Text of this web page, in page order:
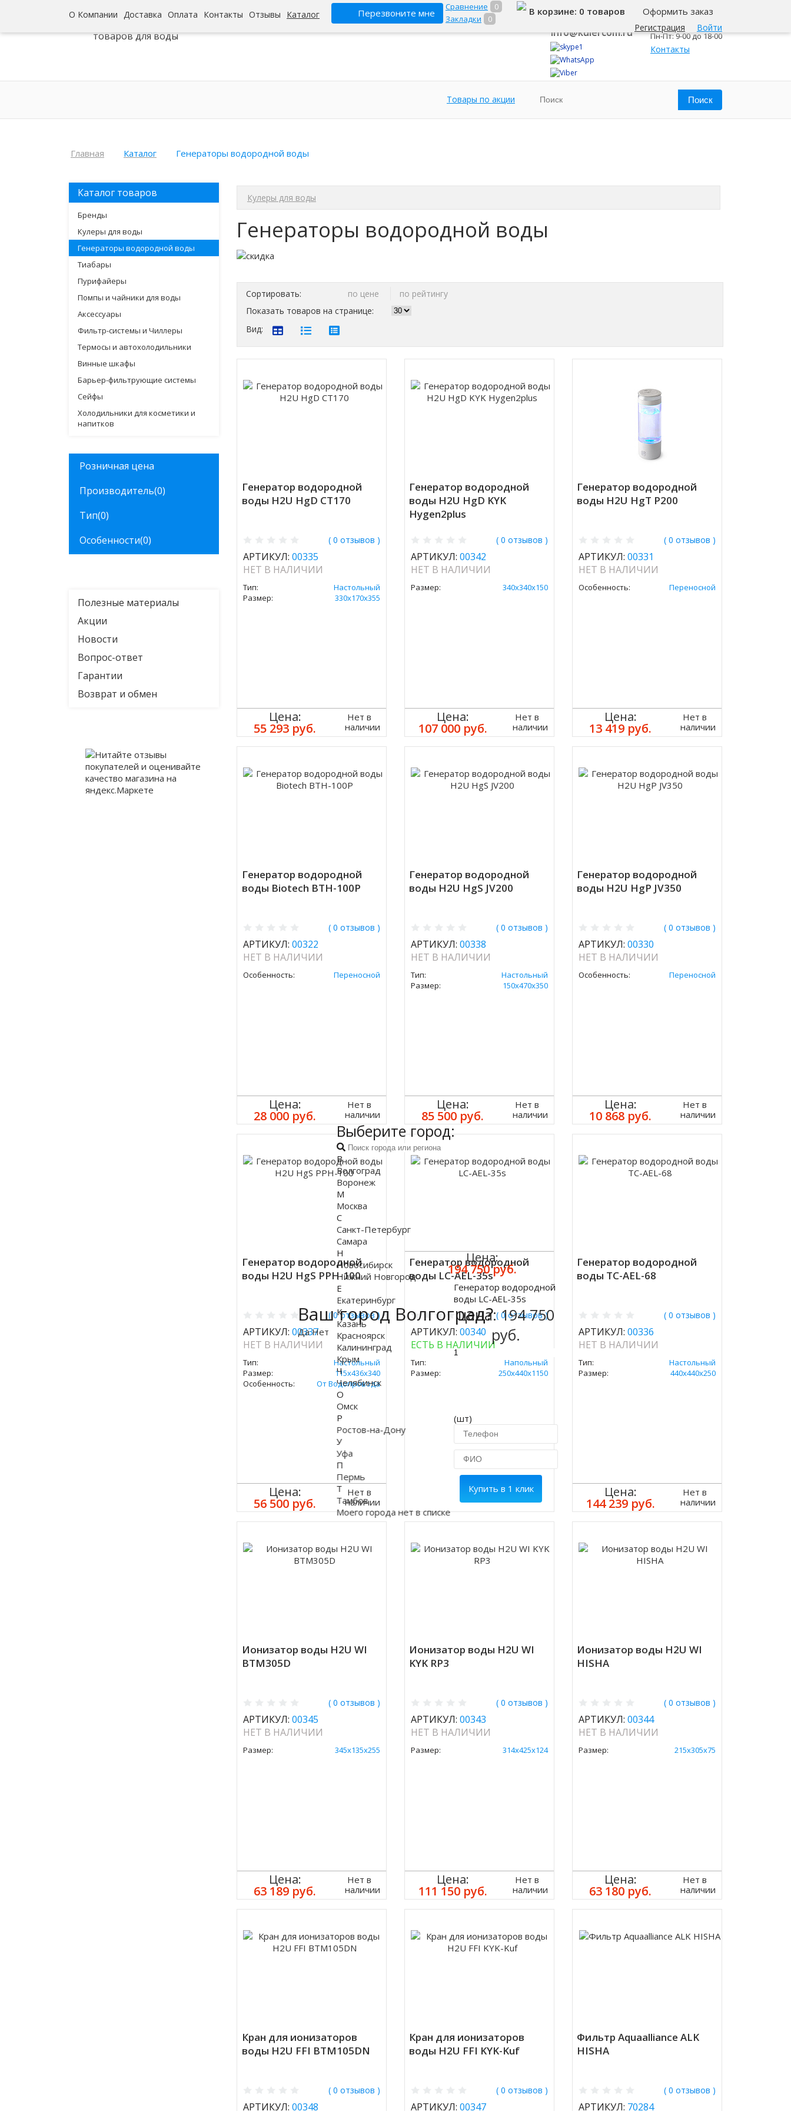
О Компании Доставка Оплата Контакты Отзывы Каталог Перезвоните мне
Сравнение
0
Закладки
0
Регистрация Войти
В корзине: 0 товаров Оформить заказ
Интернет-гипермаркет
товаров для воды
8 800 500-345-1
info@kulercom.ru
Челябинск
Пн-Пт: 9-00 до 18-00
Контакты
Товары по акции
Главная Каталог Генераторы водородной воды
Каталог товаров
Бренды
Кулеры для воды
Генераторы водородной воды
Тиабары
Пурифайеры
Помпы и чайники для воды
Аксессуары
Фильтр-системы и Чиллеры
Термосы и автохолодильники
Винные шкафы
Барьер-фильтрующие системы
Сейфы
Холодильники для косметики и
напитков
Розничная цена
Производитель(0)
Тип(0)
Особенности(0)
Полезные материалы
Акции
Новости
Вопрос-ответ
Гарантии
Возврат и обмен
Кулеры для воды
Генераторы водородной воды
Сортировать: по цене
по рейтингу
Показать товаров на странице:
Вид:
Генератор водородной
воды H2U HgD CT170
( 0 отзывов )
АРТИКУЛ: 00335
НЕТ В НАЛИЧИИ
Тип:
Настольный
Размер:
330х170х355
Цена:
55 293 руб.
Нет в
наличии
Генератор водородной
воды H2U HgD KYK
Hygen2plus
( 0 отзывов )
АРТИКУЛ: 00342
НЕТ В НАЛИЧИИ
Размер: 340х340х150
Цена:
107 000 руб.
Нет в
наличии
Генератор водородной
воды H2U HgT P200
( 0 отзывов )
АРТИКУЛ: 00331
НЕТ В НАЛИЧИИ
Особенность: Переносной
Цена:
13 419 руб.
Нет в
наличии
Генератор водородной
воды Biotech BTH-100P
( 0 отзывов )
АРТИКУЛ: 00322
НЕТ В НАЛИЧИИ
Особенность: Переносной
Цена:
28 000 руб.
Нет в
наличии
Генератор водородной
воды H2U HgS JV200
( 0 отзывов )
АРТИКУЛ: 00338
НЕТ В НАЛИЧИИ
Тип:
Настольный
Размер:
150х470х350
Цена:
85 500 руб.
Нет в
наличии
Генератор водородной
воды H2U HgP JV350
( 0 отзывов )
АРТИКУЛ: 00330
НЕТ В НАЛИЧИИ
Особенность: Переносной
Цена:
10 868 руб.
Нет в
наличии
Генератор водородной
воды H2U HgS PPH-100
( 0 отзывов )
АРТИКУЛ: 00337
НЕТ В НАЛИЧИИ
Тип:
Настольный
Размер:
115x436x340
Особенность:
От Водопровода
Цена:
56 500 руб.
Нет в
наличии
Генератор водородной
воды LC-AEL-35s
( 0 отзывов )
АРТИКУЛ: 00340
ЕСТЬ В НАЛИЧИИ
Тип:
Напольный
Размер:
250х440х1150
Цена:
194 750 руб.
Генератор водородной
воды LC-AEL-35s
цена:194 750
руб.
(шт)
Купить в 1 клик
Генератор водородной
воды TC-AEL-68
( 0 отзывов )
АРТИКУЛ: 00336
НЕТ В НАЛИЧИИ
Тип:
Настольный
Размер:
440x440x250
Цена:
144 239 руб.
Нет в
наличии
Ионизатор воды H2U WI
BTM305D
( 0 отзывов )
АРТИКУЛ: 00345
НЕТ В НАЛИЧИИ
Размер: 345х135х255
Цена:
63 189 руб.
Нет в
наличии
Ионизатор воды H2U WI
KYK RP3
( 0 отзывов )
АРТИКУЛ: 00343
НЕТ В НАЛИЧИИ
Размер: 314х425х124
Цена:
111 150 руб.
Нет в
наличии
Ионизатор воды H2U WI
HISHA
( 0 отзывов )
АРТИКУЛ: 00344
НЕТ В НАЛИЧИИ
Размер: 215х305х75
Цена:
63 180 руб.
Нет в
наличии
Кран для ионизаторов
воды H2U FFI BTM105DN
( 0 отзывов )
АРТИКУЛ: 00348
Кран для ионизаторов
воды H2U FFI KYK-Kuf
( 0 отзывов )
АРТИКУЛ: 00347
Фильтр Aquaalliance ALK
HISHA
( 0 отзывов )
АРТИКУЛ: 70284
Ваш город Волгоград?
Да Нет
Выберите город:
В
Волгоград
Воронеж
М
Москва
С
Санкт-Петербург
Самара
Н
Новосибирск
Нижний Новгород
Е
Екатеринбург
К
Казань
Красноярск
Калининград
Крым
Ч
Челябинск
О
Омск
Р
Ростов-на-Дону
У
Уфа
П
Пермь
Т
Тамбов
Моего города нет в списке